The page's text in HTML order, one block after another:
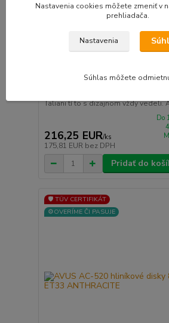
MAK DaVinci hliníkové disky 8x19
Taliani tí to s dizajnom vždy vedeli.
216,25 EUR/ks
175,81 EUR bez DPH
Do
Pridať do
🛡️ TÜV CERTIFIKÁT
⚙️OVERÍME ČI PASUJE
Nastavenia cookies môžete zmeniť v
prehliadača.
Nastavenia
Súhlas môžete